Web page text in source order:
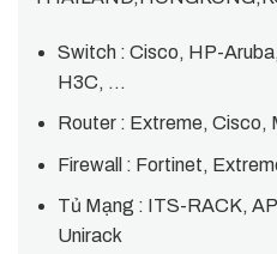
Switch : Cisco, HP-
H3C, …
Router : Extreme,
Firewall : Fortinet,
Tủ Mạng : ITS-RACK,
Unirack